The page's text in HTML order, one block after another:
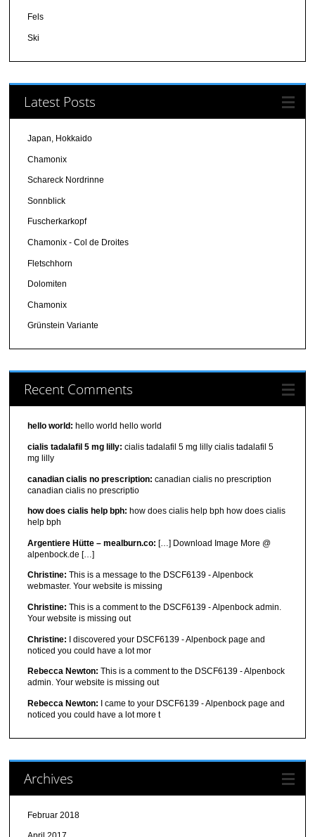
Fels
Ski
Latest Posts
Japan, Hokkaido
Chamonix
Schareck Nordrinne
Sonnblick
Fuscherkarkopf
Chamonix - Col de Droites
Fletschhorn
Dolomiten
Chamonix
Grünstein Variante
Recent Comments
hello world: hello world hello world
cialis tadalafil 5 mg lilly: cialis tadalafil 5 mg lilly cialis tadalafil 5
mg lilly
canadian cialis no prescription: canadian cialis no prescription
canadian cialis no prescriptio
how does cialis help bph: how does cialis help bph how does cialis
help bph
Argentiere Hütte – mealburn.co: […] Download Image More @
alpenbock.de […]
Christine: This is a message to the DSCF6139 - Alpenbock
webmaster. Your website is missing
Christine: This is a comment to the DSCF6139 - Alpenbock admin.
Your website is missing out
Christine: I discovered your DSCF6139 - Alpenbock page and
noticed you could have a lot mor
Rebecca Newton: This is a comment to the DSCF6139 - Alpenbock
admin. Your website is missing out
Rebecca Newton: I came to your DSCF6139 - Alpenbock page and
noticed you could have a lot more t
Archives
Februar 2018